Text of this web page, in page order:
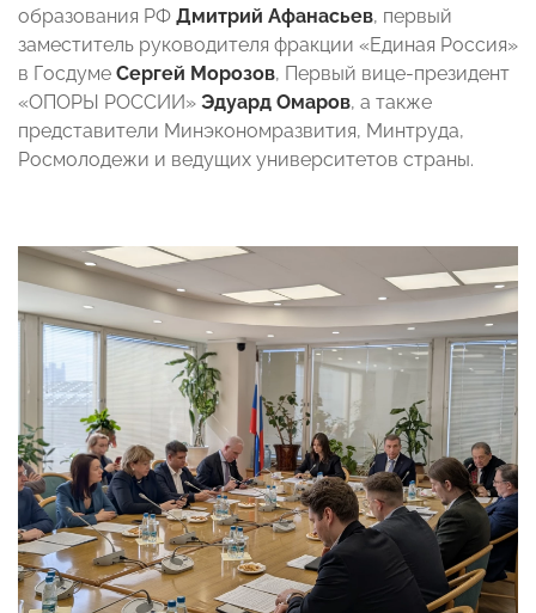
образования РФ Дмитрий Афанасьев, первый
заместитель руководителя фракции «Единая Россия»
в Госдуме Сергей Морозов, Первый вице-президент
«ОПОРЫ РОССИИ» Эдуард Омаров, а также
представители Минэкономразвития, Минтруда,
Росмолодежи и ведущих университетов страны.